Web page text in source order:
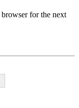
for the next